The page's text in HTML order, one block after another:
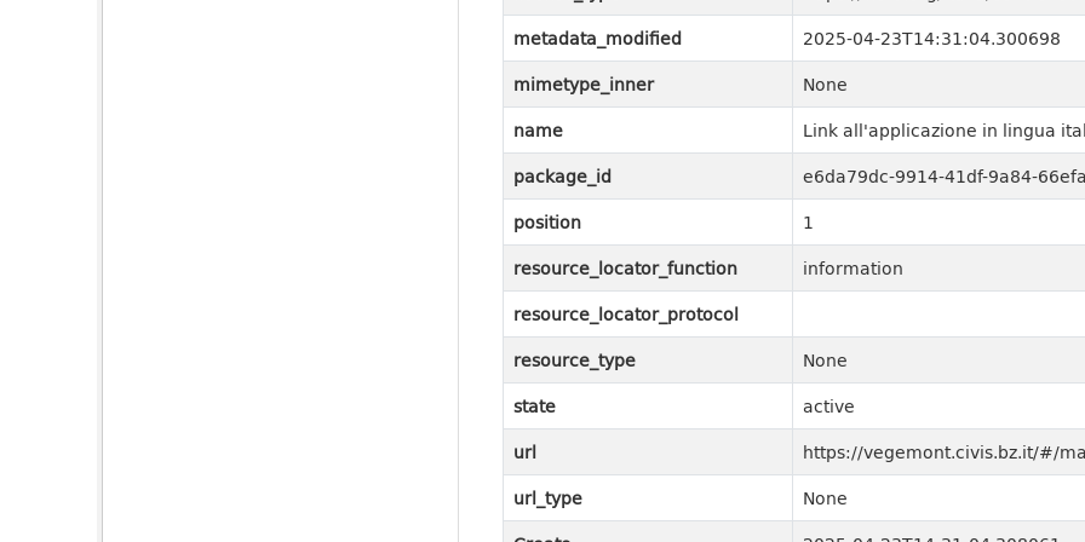
metadata_modified
2025-04-23T14:31:04.300698
mimetype_inner
None
name
Link all'applicazione in lingua
package_id
e6da79dc-9914-41df-9a84-
position
1
resource_locator_function
information
resource_locator_protocol
resource_type
None
state
active
url
https://vegemont.civis.bz.it/#/
url_type
None